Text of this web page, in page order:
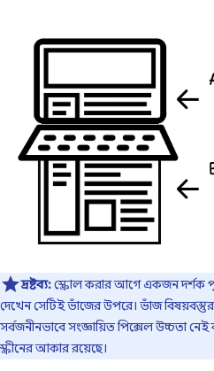
দ্রষ্টব্য:স্ক্রোল করার আগে একজন দর্শক
দেখেন সেটিই ভাঁজের উপরে। ভাঁজ
সর্বজনীনভাবে সংজ্ঞায়িত পিক্সেল উচ্চতা
স্ক্রীনের আকার রয়েছে।